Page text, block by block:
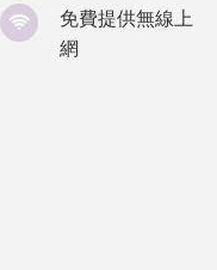
免費提供無線上
網